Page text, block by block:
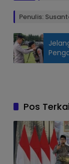
Penulis:
wilayah turut
turnamen
catur piala
baleg DPR RI
Pos